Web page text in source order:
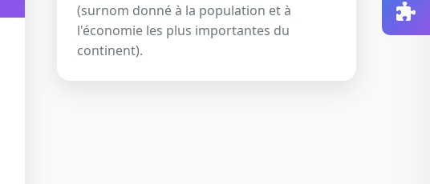
(surnom donné à la population et à
l'économie les plus importantes du
continent).